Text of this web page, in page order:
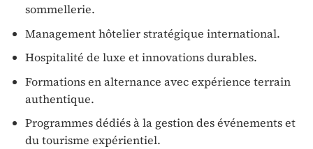
sommellerie.
Management hôtelier stratégique international.
Hospitalité de luxe et innovations durables.
Formations en alternance avec expérience terrain
authentique.
Programmes dédiés à la gestion des événements et
du tourisme expérientiel.